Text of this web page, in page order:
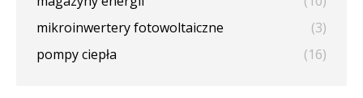
mikroinwertery fotowoltaiczne
(3)
pompy ciepła
(16)